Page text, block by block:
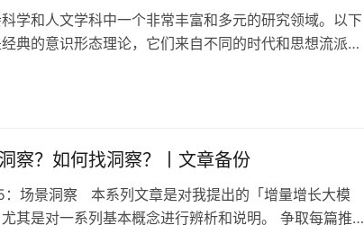
学和人文学科中一个非常丰富和多元的研究领域。以下
典的意识形态理论，它们来自不同的时代和思想流派：
察？如何找洞察？丨文章备份
：场景洞察 本系列文章是对我提出的「增量增长大模
其是对一系列基本概念进行辨析和说明。 争取每篇推文